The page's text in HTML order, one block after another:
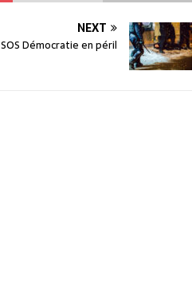
NEXT
SOS Démocratie en péril